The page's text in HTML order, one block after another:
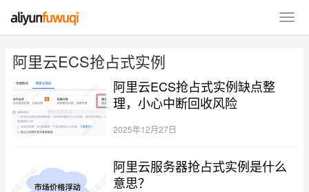
阿里云ECS抢占式实例
阿里云ECS抢占式实例缺点整
理，小心中断回收风险
2025年12月27日
阿里云服务器抢占式实例是什么
意思？